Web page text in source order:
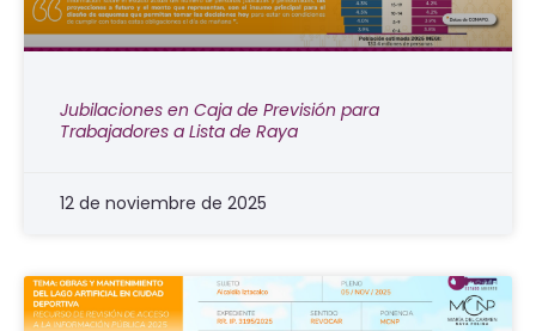
Jubilaciones en Caja de Previsión para
Trabajadores a Lista de Raya
12 de noviembre de 2025